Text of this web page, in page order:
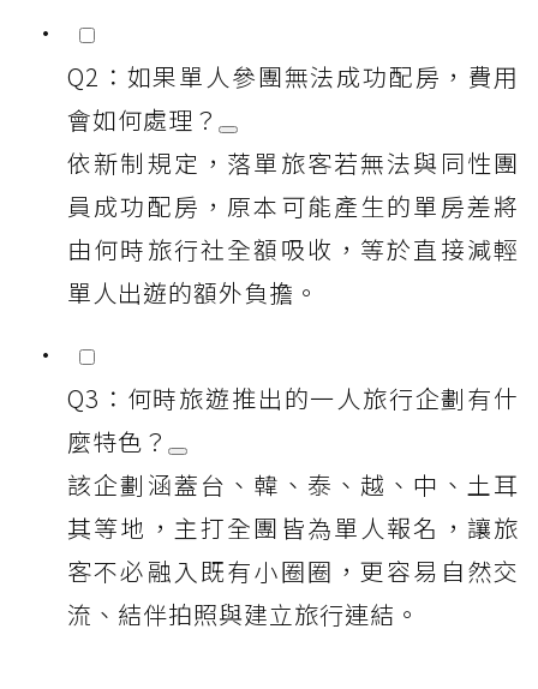
Q2：如果單人參團無法成功配房，費用
會如何處理？
依新制規定，落單旅客若無法與同性團
員成功配房，原本可能產生的單房差將
由何時旅行社全額吸收，等於直接減輕
單人出遊的額外負擔。
Q3：何時旅遊推出的一人旅行企劃有什
麼特色？
該企劃涵蓋台、韓、泰、越、中、土耳
其等地，主打全團皆為單人報名，讓旅
客不必融入既有小圈圈，更容易自然交
流、結伴拍照與建立旅行連結。